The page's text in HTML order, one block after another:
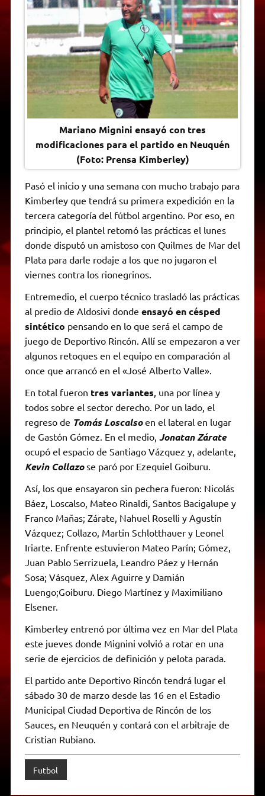
A
p
r
m
e
o
k
n
e
r
i
k
F
r
i
n
d
l
y
Mariano Mignini ensayó con tres
modificaciones para el partido en Neuquén
(Foto: Prensa Kimberley)
Pasó el inicio y una semana con mucho trabajo para
Kimberley que tendrá su primera expedición en la
tercera categoría del fútbol argentino. Por eso, en
principio, el plantel retomó las prácticas el lunes
donde disputó un amistoso con Quilmes de Mar del
Plata para darle rodaje a los que no jugaron el
viernes contra los rionegrinos.
Entremedio, el cuerpo técnico trasladó las prácticas
al predio de Aldosivi donde ensayó en césped
sintético pensando en lo que será el campo de
juego de Deportivo Rincón. Allí se empezaron a ver
algunos retoques en el equipo en comparación al
once que arrancó en el «José Alberto Valle».
En total fueron tres variantes , una por línea y
todos sobre el sector derecho. Por un lado, el
regreso de Tomás Loscalsoen el lateral en lugar
de Gastón Gómez. En el medio, Jonatan Zárate
ocupó el espacio de Santiago Vázquez y, adelante,
Kevin Collazose paró por Ezequiel Goiburu.
Así, los que ensayaron sin pechera fueron: Nicolás
Báez, Loscalso, Mateo Rinaldi, Santos Bacigalupe y
Franco Mañas; Zárate, Nahuel Roselli y Agustín
Vázquez; Collazo, Martin Schlotthauer y Leonel
Iriarte. Enfrente estuvieron Mateo Parín; Gómez,
Juan Pablo Serrizuela, Leandro Páez y Hernán
Sosa; Vásquez, Alex Aguirre y Damián
Luengo;Goiburu. Diego Martínez y Maximiliano
Elsener.
Kimberley entrenó por última vez en Mar del Plata
este jueves donde Mignini volvió a rotar en una
serie de ejercicios de definición y pelota parada.
El partido ante Deportivo Rincón tendrá lugar el
sábado 30 de marzo desde las 16 en el Estadio
Municipal Ciudad Deportiva de Rincón de los
Sauces, en Neuquén y contará con el arbitraje de
Cristian Rubiano.
Futbol